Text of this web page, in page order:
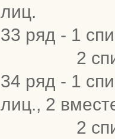
лиц.
33 ряд - 1
2 спица
34 ряд - 1
лиц., 2
2 спица -